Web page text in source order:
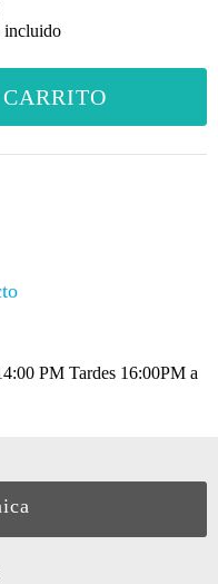
PM Tardes 16:00PM a